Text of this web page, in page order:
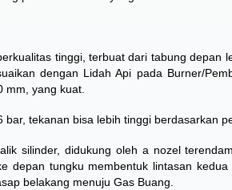
tinggi, terbuat dari tabung depan
dengan Lidah Api pada Burner/
mm, yang kuat.
bar, tekanan bisa lebih tinggi berdasarkan
silinder, didukung oleh a nozel
depan tungku membentuk lintasan
belakang menuju Gas Buang.